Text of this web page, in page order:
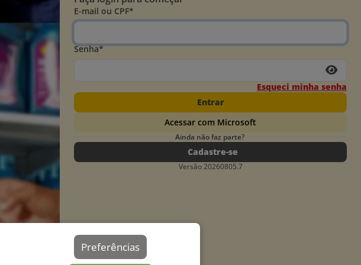
Preferências
E-mail ou CPF*
Senha*
Esqueci minha senha
Entrar
Acessar com Microsoft
Ainda não faz parte?
Cadastre-se
Versão 20260805.7